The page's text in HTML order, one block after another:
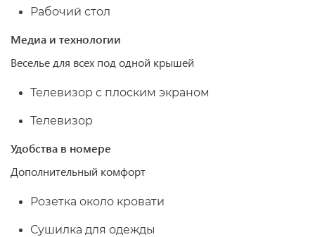
Рабочий стол
Медиа и технологии
Веселье для всех под одной крышей
Телевизор с плоским экраном
Телевизор
Удобства в номере
Дополнительный комфорт
Розетка около кровати
Сушилка для одежды